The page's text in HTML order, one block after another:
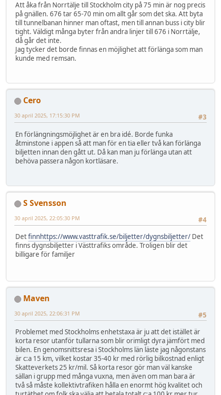
Att åka från Norrtälje till Stockholm city på 75 min är nog precis
på gnällen. 676 tar 65-70 min om allt går som det ska. Att byta
till tunnelbanan hinner man oftast, men till annan buss i city blir
tight. Väldigt många byter från andra linjer till 676 i Norrtälje,
då går det inte.
Jag tycker det borde finnas en möjlighet att förlänga som man
kunde med remsan.
Cero
#3
30 april 2025, 17:15:30 PM
En förlängningsmöjlighet är en bra idé. Borde funka
åtminstone i appen så att man för en tia eller två kan förlänga
biljetten innan den gått ut. Då kan man ju förlänga utan att
behöva passera någon kortläsare.
S Svensson
#4
30 april 2025, 22:05:30 PM
Detfinnhttps://www.vasttrafik.se/biljetter/dygnsbiljetter/ Det
finns dygnsbiljetter i Västtrafiks område. Troligen blir det
billigare för familjer
Maven
#5
30 april 2025, 22:06:31 PM
Problemet med Stockholms enhetstaxa är ju att det istället är
korta resor utanför tullarna som blir orimligt dyra jämfört med
bilen. En genomsnittsresa i Stockholms län läste jag någonstans
är c:a 15 km, vilket kostar 35-40 kr med rörlig bilkostnad enligt
Skatteverkets 25 kr/mil. Så korta resor gör man väl kanske
sällan i grupp med många vuxna, men även om man bara är
två så måste kollektivtrafiken hålla en enormt hög kvalitet och